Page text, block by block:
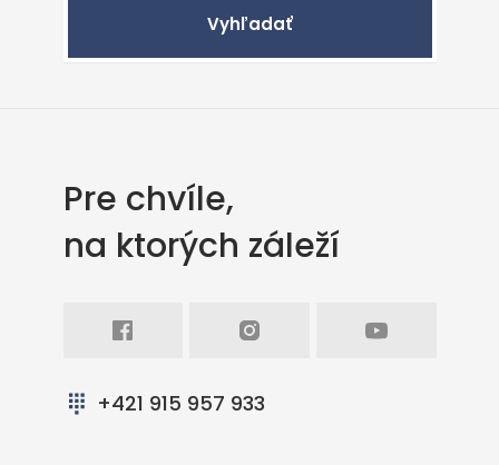
Vyhľadať
Pre chvíle,
na ktorých záleží
+421 915 957 933